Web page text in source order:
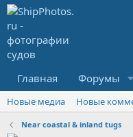
Главная Форумы
Новые медиа Новые
Near coastal & inland tugs